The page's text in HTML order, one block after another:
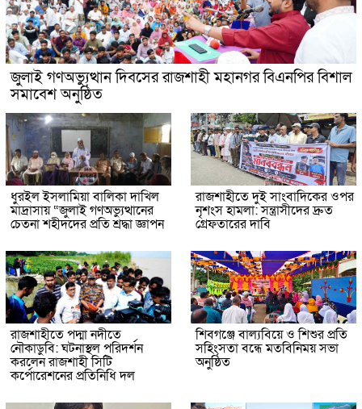
জুলাই গণঅভ্যুত্থান দিবসের রাজশাহী মহানগর বিএনপির বিশাল
সমাবেশ অনুষ্ঠিত
ধুরইল ইসলামিয়া বালিকা দাখিল
মাদ্রাসায় “জুলাই গণঅভ্যুত্থানের
চেতনা শহীদদের প্রতি শ্রদ্ধা জ্ঞাপন
রাজশাহীতে দুই সাংবাদিকের ওপর
নৃশংস হামলা: সন্ত্রাসীদের দ্রুত
গ্রেফতারের দাবি
রাজশাহীতে পদ্মা নদীতে
নৌকাডুবি: ঘটনাস্থল পরিদর্শন
করলেন রাজশাহী সিটি
কর্পোরেশনের প্রতিনিধি দল
শিবগঞ্জে বাল্যবিয়ে ও শিশুর প্রতি
সহিংসতা বন্ধে মতবিনিময় সভা
অনুষ্ঠিত